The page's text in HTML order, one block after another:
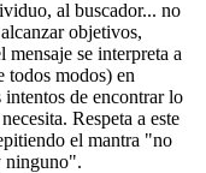
al buscador... no
objetivos,
mensaje se interpreta a
todos modos) en
de encontrar lo
Respeta a este
el mantra "no
ninguno".